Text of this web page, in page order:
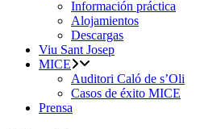
Información práctica
Alojamientos
Descargas
Viu Sant Josep
MICE
Auditori Caló de s’Oli
Casos de éxito MICE
Prensa